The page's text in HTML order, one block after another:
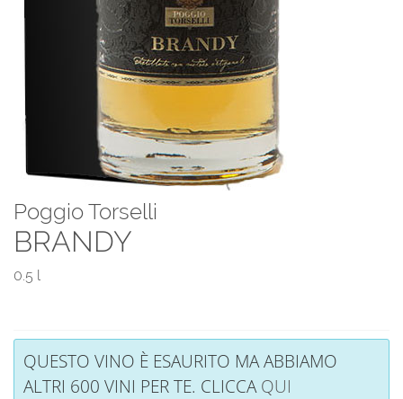
Poggio Torselli
BRANDY
0.5 l
QUESTO VINO È ESAURITO MA ABBIAMO
ALTRI 600 VINI PER TE. CLICCAQUI